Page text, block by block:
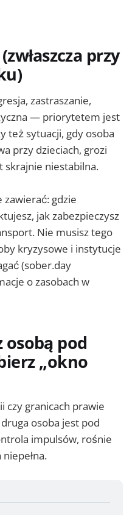
przy
zastraszanie,
— priorytetem jest
też sytuacji, gdy osoba
przy dzieciach, grozi
skrajnie niestabilna.
zawierać: gdzie
jak zabezpieczysz
Nie musisz tego
kryzysowe i instytucje
(sober.day
o zasobach w
osobą pod
„okno
czy granicach prawie
osoba jest pod
impulsów, rośnie